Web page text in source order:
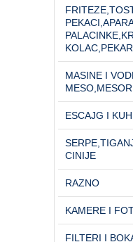
MASINE I
ESCAJG I
CINIJE
RAZNO
KAMERE I
FILTERI I